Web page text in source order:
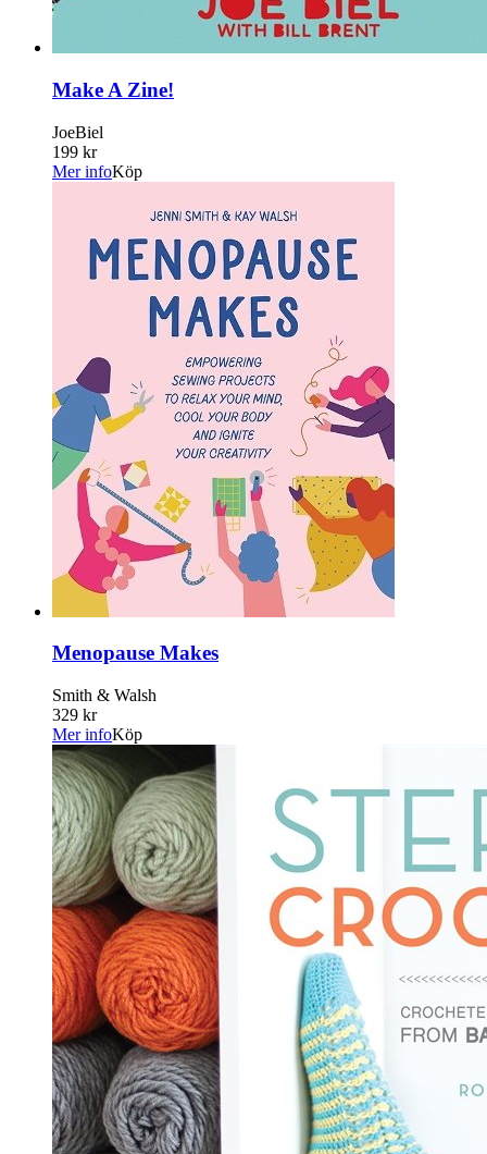
Make A Zine!
JoeBiel
199 kr
Mer infoKöp
Menopause Makes
Smith & Walsh
329 kr
Mer infoKöp